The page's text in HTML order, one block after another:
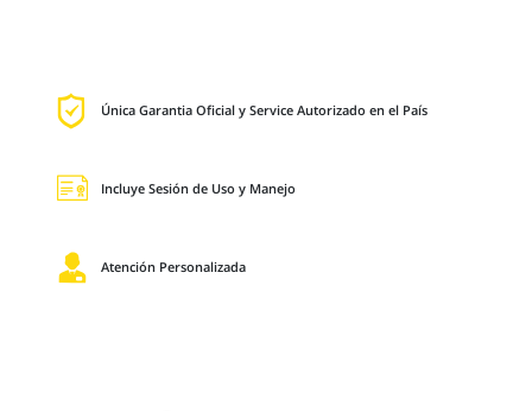
Única Garantia Oficial y Service Autorizado en el País
Incluye Sesión de Uso y Manejo
Atención Personalizada